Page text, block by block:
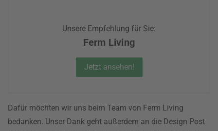
Unsere Empfehlung für Sie:
Ferm Living
Jetzt ansehen!
Dafür möchten wir uns beim Team von Ferm Living
bedanken. Unser Dank geht außerdem an die Design Post